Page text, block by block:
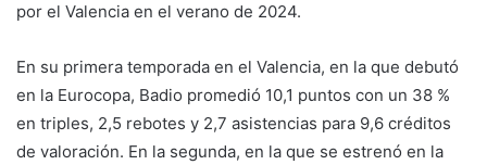
por el Valencia en el verano de 2024.
En su primera temporada en el Valencia, en la que debutó
en la Eurocopa, Badio promedió 10,1 puntos con un 38 %
en triples, 2,5 rebotes y 2,7 asistencias para 9,6 créditos
de valoración. En la segunda, en la que se estrenó en la